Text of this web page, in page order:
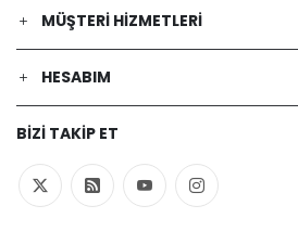
MÜŞTERI HIZMETLERI
HESABIM
BIZI TAKIP ET